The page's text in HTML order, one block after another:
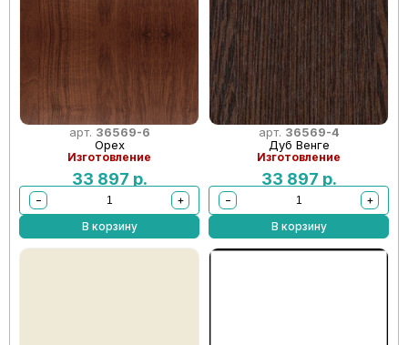
арт. 36569-6
Орех
Изготовление
33 897 р.
−
+
В корзину
арт. 36569-4
Дуб Венге
Изготовление
33 897 р.
−
+
В корзину